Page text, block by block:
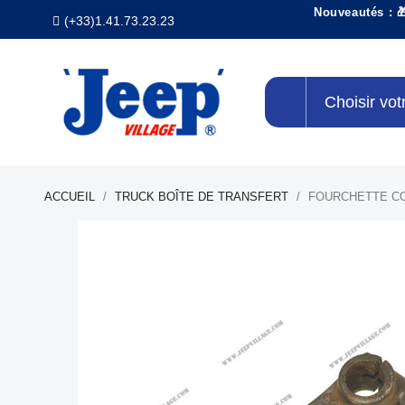
(+33)1.41.73.23.23
Nouveautés :
Choisir
ACCUEIL TRUCK BOÎTE DE TRANSFERT FOURCHETTE